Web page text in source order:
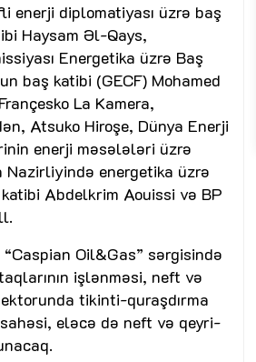
enerji diplomatiyası üzrə baş
Haysam Əl-Qays,
Energetika üzrə Baş
baş katibi (GECF) Mohamed
La Kamera,
Atsuko Hiroşe, Dünya Enerji
enerji məsələləri üzrə
energetika üzrə
Abdelkrim Aouissi və BP
Oil&Gas” sərgisində
işlənməsi, neft və
tikinti-quraşdırma
eləcə də neft və qeyri-